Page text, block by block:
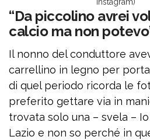
“Da piccolino avrei
calcio ma non
Il nonno del conduttore
carrellino in legno per
di quel periodo ricorda le
preferito gettare via in
trovata solo una – svela –
Lazio e non so perché in